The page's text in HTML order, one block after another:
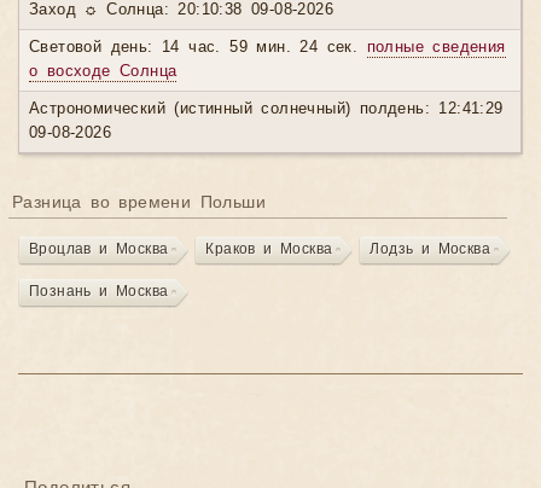
Заход ☼ Солнца: 20:10:38 09-08-2026
Световой день: 14 час. 59 мин. 24 сек. полные сведения
о восходе Солнца
Астрономический (истинный солнечный) полдень: 12:41:29
09-08-2026
Разница во времени Польши
Вроцлав и Москва Краков и Москва Лодзь и Москва
Познань и Москва